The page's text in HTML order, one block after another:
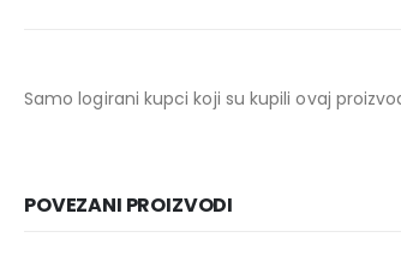
Samo logirani kupci koji su kupili ovaj
POVEZANI PROIZVODI